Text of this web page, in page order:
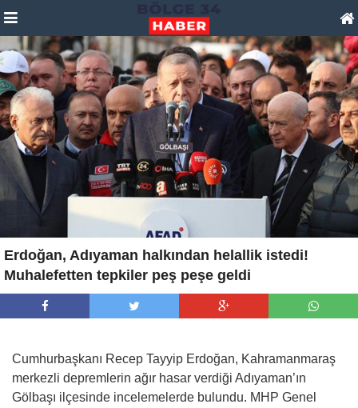
Erdoğan, Adıyaman halkından helallik istedi!
Muhalefetten tepkiler peş peşe geldi
Cumhurbaşkanı Recep Tayyip Erdoğan, Kahramanmaraş
merkezli depremlerin ağır hasar verdiği Adıyaman’ın
Gölbaşı ilçesinde incelemelerde bulundu. MHP Genel